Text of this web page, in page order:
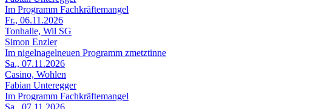
Im Programm Fachkräftemangel
Fr., 06.11.2026
Tonhalle, Wil SG
Simon Enzler
Im nigelnagelneuen Programm zmetztinne
Sa., 07.11.2026
Casino, Wohlen
Fabian Unteregger
Im Programm Fachkräftemangel
Sa., 07.11.2026